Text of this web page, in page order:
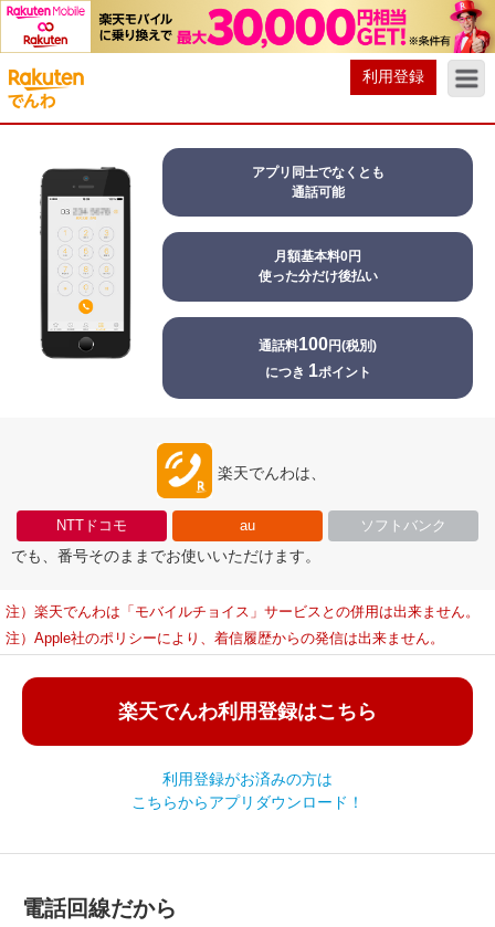
利用登録
アプリ同士でなくとも
通話可能
月額基本料0円
使った分だけ後払い
通話料100円(税別)
につき 1ポイント
楽天でんわは、
NTTドコモ au ソフトバンク
でも、番号そのままでお使いいただけます。
注）楽天でんわは「モバイルチョイス」サービスとの併用は出来ません。
注）Apple社のポリシーにより、着信履歴からの発信は出来ません。
楽天でんわ利用登録はこちら
利用登録がお済みの方は
こちらからアプリダウンロード！
電話回線だから